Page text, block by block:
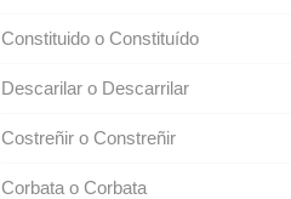
Constituido o Constituído
Descarilar o Descarrilar
Costreñir o Constreñir
Corbata o Corbata